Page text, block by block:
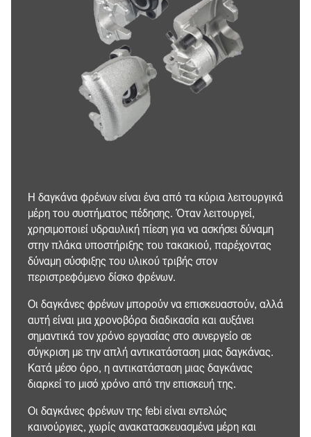
Η δαγκάνα φρένων είναι ένα από τα κύρια λειτουργικά
μέρη του συστήματος πέδησης. Όταν λειτουργεί,
χρησιμοποιεί υδραυλική πίεση για να ασκήσει δύναμη
στην πλάκα υποστήριξης του τακακιού, παρέχοντας
δύναμη σύσφιξης του υλικού τριβής στον
περιστρεφόμενο δίσκο φρένων.
Οι δαγκάνες φρένων μπορούν να επισκευαστούν, αλλά
αυτή είναι μια χρονοβόρα διαδικασία και αυξάνει
σημαντικά τον χρόνο εργασίας στο συνεργείο σε
σύγκριση με την απλή αντικατάσταση μιας δαγκάνας.
Κατά μέσο όρο, η αντικατάσταση μιας δαγκάνας
διαρκεί το μισό χρόνο από την επισκευή της.
Οι δαγκάνες φρένων της febi είναι εντελώς
καινούργιες, χωρίς ανακατασκευασμένα μέρη και